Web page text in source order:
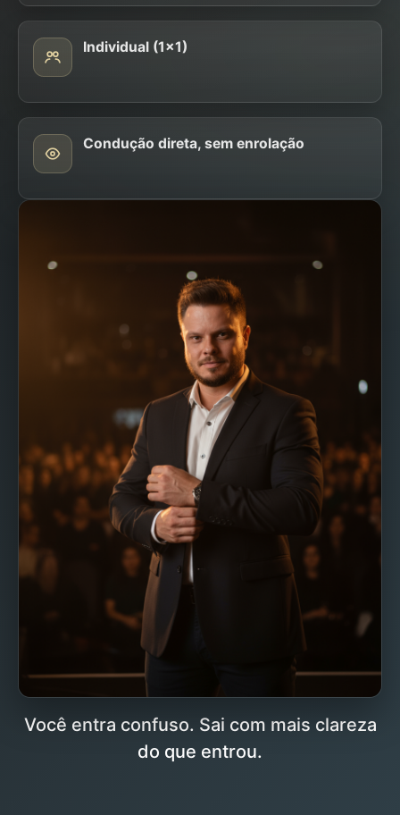
Individual (1x1)
Condução direta, sem enrolação
Você entra confuso. Sai com mais clareza
do que entrou.